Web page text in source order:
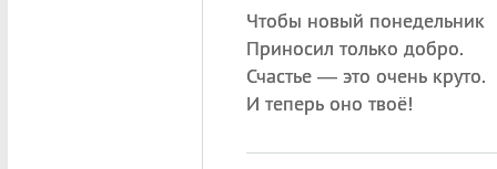
Чтобы новый понедельник
Приносил только добро.
Счастье — это очень круто.
И теперь оно твоё!